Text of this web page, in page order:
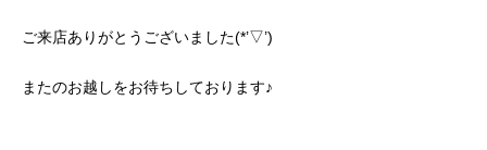
ご来店ありがとうございました(*’▽’)
またのお越しをお待ちしております♪